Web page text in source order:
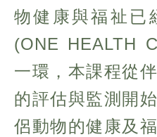
物健康與福祉已
(ONE HEALTH
一環，本課程從
的評估與監測開
侶動物的健康及